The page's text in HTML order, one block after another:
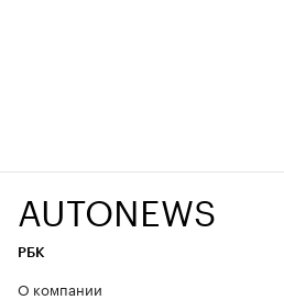
AUTONEWS
РБК
О компании